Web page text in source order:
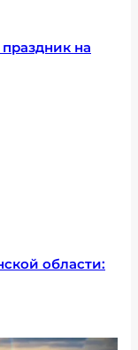
на
области: